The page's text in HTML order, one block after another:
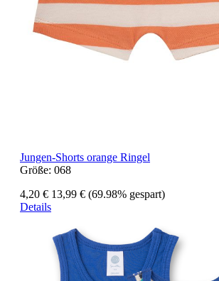
Jungen-Shorts orange Ringel
Größe: 068
4,20 € 13,99 € (69.98% gespart)
Details